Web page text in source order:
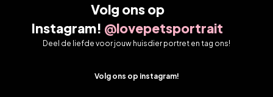
Volg ons op
Instagram! @lovepetsportrait
Deel de liefde voor jouw huisdier portret en tag ons!
Volg ons op instagram!